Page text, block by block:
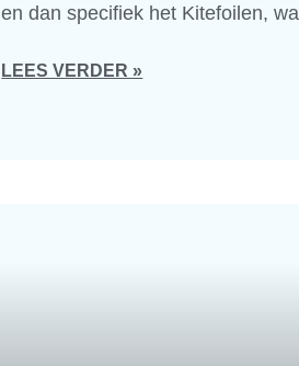
en dan specifiek het Kitefoilen,
LEES VERDER »